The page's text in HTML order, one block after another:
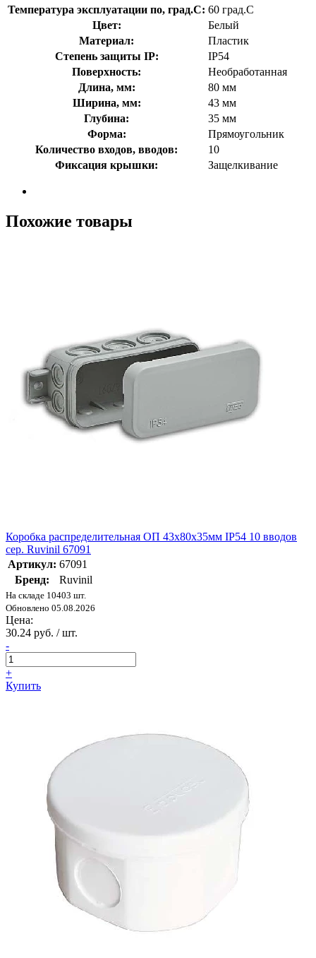
Температура эксплуатации по, град.C: 60 град.C
Цвет:
Белый
Материал:
Пластик
Степень защиты IP:
IP54
Поверхность:
Необработанная
Длина, мм:
80 мм
Ширина, мм:
43 мм
Глубина:
35 мм
Форма:
Прямоугольник
Количество входов, вводов:
10
Фиксация крышки:
Защелкивание
Похожие товары
Коробка распределительная ОП 43х80х35мм IP54 10 вводов
сер. Ruvinil 67091
Артикул: 67091
Бренд:
Ruvinil
На складе 10403 шт.
Обновлено 05.08.2026
Цена:
30.24 руб. / шт.
-
+
Купить